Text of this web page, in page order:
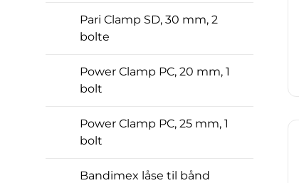
Pari Clamp SD, 30 mm, 2
bolte
Power Clamp PC, 20 mm, 1
bolt
Power Clamp PC, 25 mm, 1
bolt
Bandimex låse til bånd